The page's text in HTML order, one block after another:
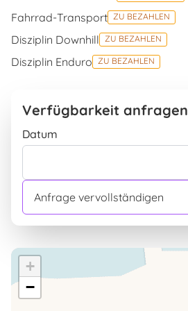
Fahrrad-Transport ZU BEZAHLEN
Disziplin Downhill ZU BEZAHLEN
Disziplin Enduro ZU BEZAHLEN
Verfügbarkeit anfragen
Datum
Anfrage vervollständigen
+
−